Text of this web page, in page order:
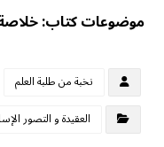
موضوعات كتاب:
نخبة من طلبة العلم
العقيدة و التصور